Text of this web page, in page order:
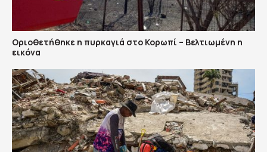
Οριοθετήθηκε η πυρκαγιά στο Κορωπί – Βελτιωμένη η
εικόνα